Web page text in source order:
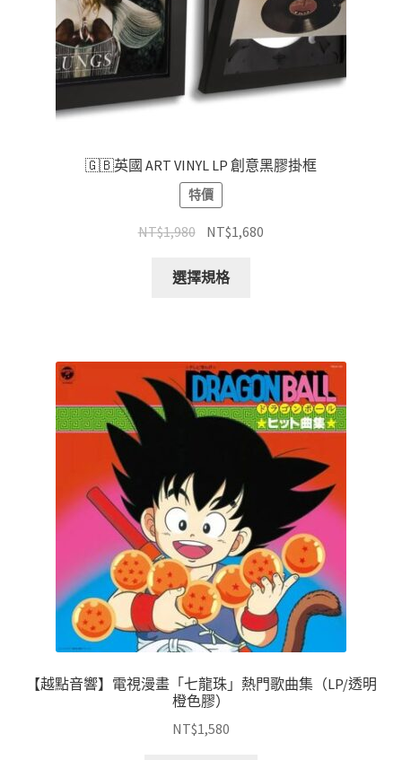
🇬🇧英國 ART VINYL LP 創意黑膠掛框
特價
NT$1,980 原
價
NT$1,680
選擇規格
多
種
款
式。
可
頁
面
選
擇
選
項
【越點音響】電視漫畫「七龍珠」熱門歌曲集（LP/透明
橙色膠）
NT$1,580